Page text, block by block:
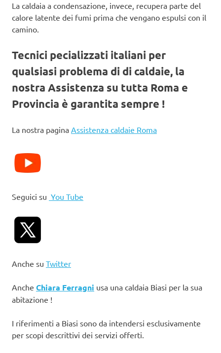
La caldaia a condensazione, invece, recupera parte del
calore latente dei fumi prima che vengano espulsi con il
camino.
Tecnici pecializzati italiani per
qualsiasi problema di di caldaie, la
nostra Assistenza su tutta Roma e
Provincia è garantita sempre !
La nostra pagina Assistenza caldaie Roma
Seguici su You Tube
Anche su Twitter
Anche Chiara Ferragni usa una caldaia Biasi per la sua
abitazione !
I riferimenti a Biasi sono da intendersi esclusivamente
per scopi descrittivi dei servizi offerti.